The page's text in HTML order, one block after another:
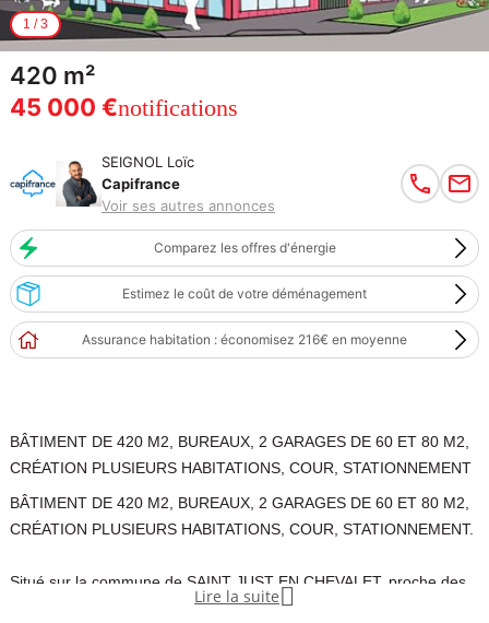
1 /3
420 m²
45 000 €notifications
SEIGNOL Loïc
Capifrance
Voir ses autres annonces
Comparez les offres d'énergie
Estimez le coût de votre déménagement
Assurance habitation : économisez 216€ en moyenne
BÂTIMENT DE 420 M2, BUREAUX, 2 GARAGES DE 60 ET 80 M2,
CRÉATION PLUSIEURS HABITATIONS, COUR, STATIONNEMENT
BÂTIMENT DE 420 M2, BUREAUX, 2 GARAGES DE 60 ET 80 M2,
CRÉATION PLUSIEURS HABITATIONS, COUR, STATIONNEMENT.
Situé sur la commune de SAINT JUST EN CHEVALET, proche des
ÉCOLES, COLLÈGES ET COMMERCES. À 10 min de l'ACCÈS
Lire la suite